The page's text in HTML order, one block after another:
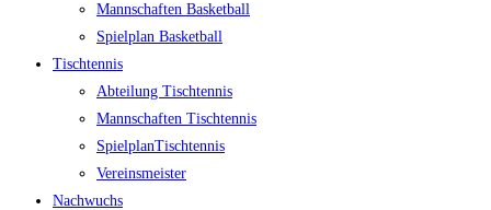
Mann­schaf­ten Basketball
Spiel­plan Basketball
Tisch­ten­nis
Abtei­lung Tischtennis
Mann­schaf­ten Tischtennis
Spiel­plan­Tisch­ten­nis
Ver­eins­meis­ter
Nach­wuchs